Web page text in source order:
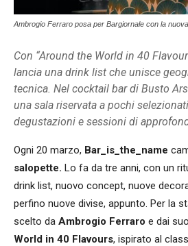
Ambrogio Ferraro posa per Bargiornale con la
Con “Around the World in 40
lancia una drink list che unisce
tecnica. Nel cocktail bar di Busto
una sala riservata a pochi
degustazioni e sessioni di
Ogni 20 marzo, Bar_is_the_name
salopette. Lo fa da tre anni, con un
drink list, nuovo concept, nuove
perfino nuove divise, appunto. Per la
scelto da Ambrogio Ferraro e dai
World in 40 Flavours, ispirato al